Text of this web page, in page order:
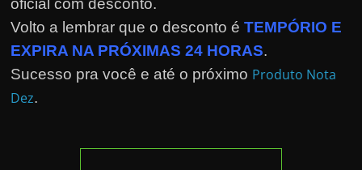
Volto a lembrar que o desconto éTEMPÓRIO E
EXPIRA NA PRÓXIMAS 24 HORAS.
Sucesso pra você e até o próximo Produto Nota
Dez.